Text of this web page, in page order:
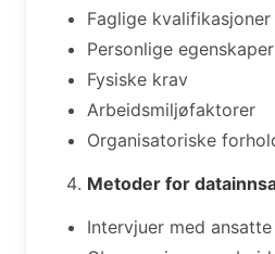
Faglige kvalifikasjoner
Personlige egenskaper
Fysiske krav
Arbeidsmiljøfaktorer
Organisatoriske
Metoder for
Intervjuer med